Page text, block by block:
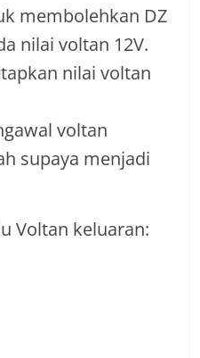
membolehkan DZ
nilai voltan 12V.
nilai voltan
voltan
supaya menjadi
Voltan keluaran: